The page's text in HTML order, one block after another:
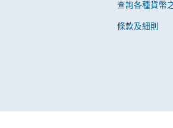
查詢各種貨幣
條款及細則